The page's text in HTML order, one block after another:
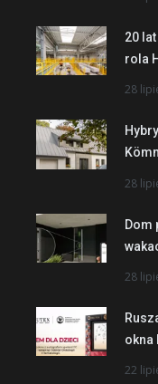
20
rola
28
28
Dom
28
okna
22